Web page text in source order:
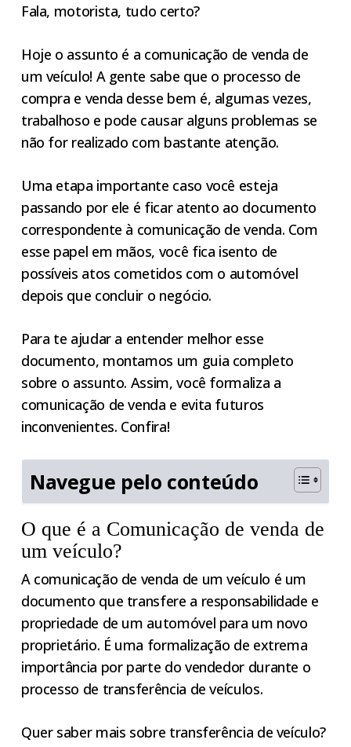
Fala, motorista, tudo certo?
Hoje o assunto é a comunicação de venda de
um veículo! A gente sabe que o processo de
compra e venda desse bem é, algumas vezes,
trabalhoso e pode causar alguns problemas se
não for realizado com bastante atenção.
Uma etapa importante caso você esteja
passando por ele é ficar atento ao documento
correspondente à comunicação de venda. Com
esse papel em mãos, você fica isento de
possíveis atos cometidos com o automóvel
depois que concluir o negócio.
Para te ajudar a entender melhor esse
documento, montamos um guia completo
sobre o assunto. Assim, você formaliza a
comunicação de venda e evita futuros
inconvenientes. Confira!
Navegue pelo conteúdo
O que é a Comunicação de venda de
um veículo?
A comunicação de venda de um veículo é um
documento que transfere a responsabilidade e
propriedade de um automóvel para um novo
proprietário. É uma formalização de extrema
importância por parte do vendedor durante o
processo de transferência de veículos.
Quer saber mais sobre transferência de veículo?